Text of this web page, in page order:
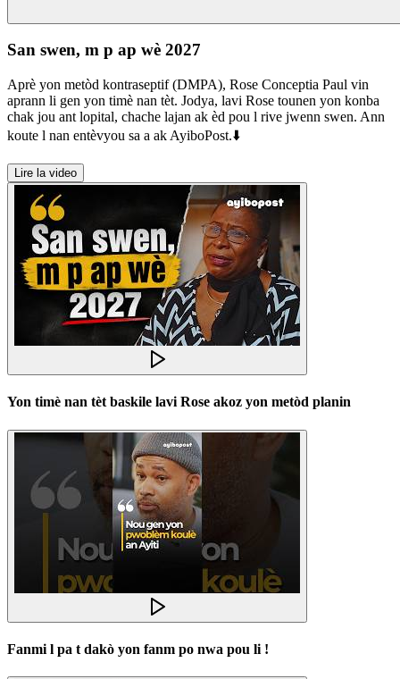
San swen, m p ap wè 2027
Aprè yon metòd kontraseptif (DMPA), Rose Conceptia Paul vin
aprann li gen yon timè nan tèt. Jodya, lavi Rose tounen yon konba
chak jou ant lopital, chache lajan ak èd pou l rive jwenn swen. Ann
koute l nan entèvyou sa a ak AyiboPost.⬇️
Lire la video
Yon timè nan tèt baskile lavi Rose akoz yon metòd planin
Fanmi l pa t dakò yon fanm po nwa pou li !